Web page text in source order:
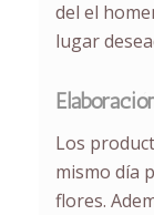
del el
lugar
Los
mismo día
flores.